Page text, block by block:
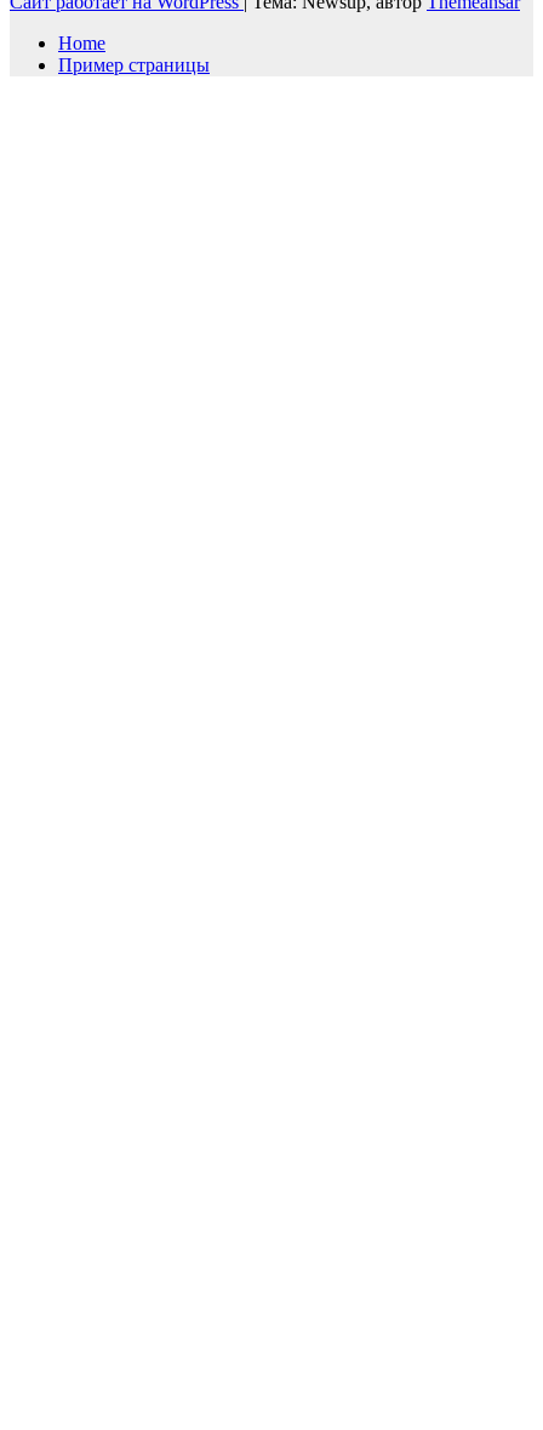
Home
Пример страницы